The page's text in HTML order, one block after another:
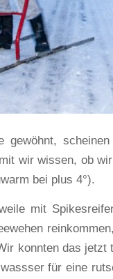
wir wissen, ob
bei plus 4°).
mit
konnten das
für eine